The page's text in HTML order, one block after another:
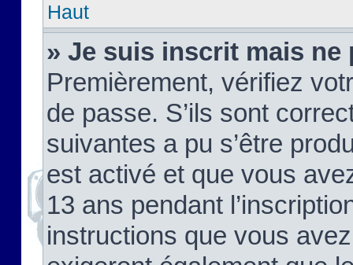
Haut
» Je suis inscrit mais ne
Premièrement, vérifiez
de passe. S’ils sont
suivantes a pu s’être
est activé et que vous
13 ans pendant
instructions que vous